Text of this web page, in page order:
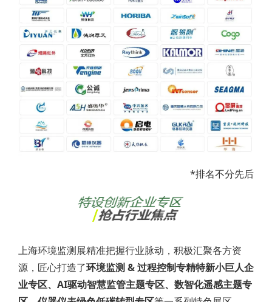
*排名不分先后
上海环境监测展精准把握行业脉动，积极汇聚各方资
源，匠心打造了环境监测 & 过程控制专精特新小巨人企
业专区、AI驱动智慧监管主题专区、数智化遥感主题专